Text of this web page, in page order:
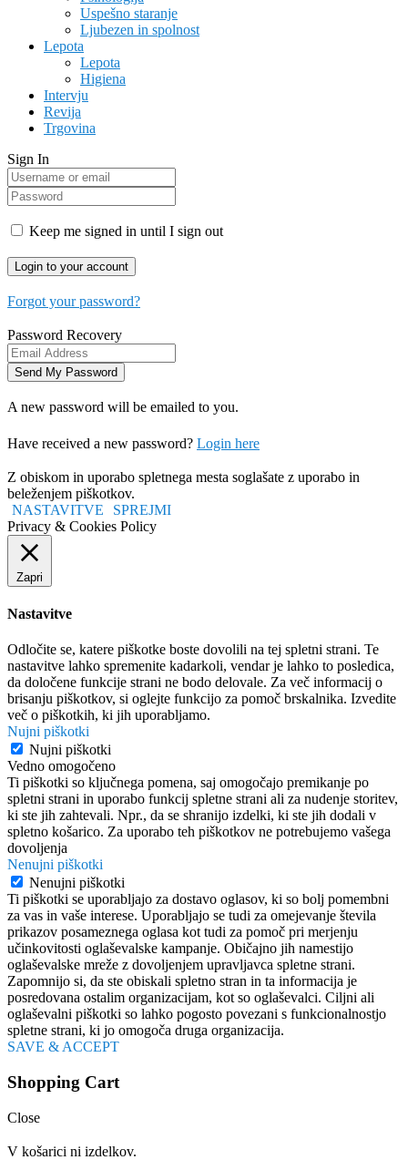
Uspešno staranje
Ljubezen in spolnost
Lepota
Lepota
Higiena
Intervju
Revija
Trgovina
Sign In
Keep me signed in until I sign out
Forgot your password?
Password Recovery
A new password will be emailed to you.
Have received a new password? Login here
Z obiskom in uporabo spletnega mesta soglašate z uporabo in
beleženjem piškotkov.
NASTAVITVE
SPREJMI
Privacy & Cookies Policy
Zapri
Nastavitve
Odločite se, katere piškotke boste dovolili na tej spletni strani. Te
nastavitve lahko spremenite kadarkoli, vendar je lahko to posledica,
da določene funkcije strani ne bodo delovale. Za več informacij o
brisanju piškotkov, si oglejte funkcijo za pomoč brskalnika. Izvedite
več o piškotkih, ki jih uporabljamo.
Nujni piškotki
Nujni piškotki
Vedno omogočeno
Ti piškotki so ključnega pomena, saj omogočajo premikanje po
spletni strani in uporabo funkcij spletne strani ali za nudenje storitev,
ki ste jih zahtevali. Npr., da se shranijo izdelki, ki ste jih dodali v
spletno košarico. Za uporabo teh piškotkov ne potrebujemo vašega
dovoljenja
Nenujni piškotki
Nenujni piškotki
Ti piškotki se uporabljajo za dostavo oglasov, ki so bolj pomembni
za vas in vaše interese. Uporabljajo se tudi za omejevanje števila
prikazov posameznega oglasa kot tudi za pomoč pri merjenju
učinkovitosti oglaševalske kampanje. Običajno jih namestijo
oglaševalske mreže z dovoljenjem upravljavca spletne strani.
Zapomnijo si, da ste obiskali spletno stran in ta informacija je
posredovana ostalim organizacijam, kot so oglaševalci. Ciljni ali
oglaševalni piškotki so lahko pogosto povezani s funkcionalnostjo
spletne strani, ki jo omogoča druga organizacija.
SAVE & ACCEPT
Shopping Cart
Close
V košarici ni izdelkov.